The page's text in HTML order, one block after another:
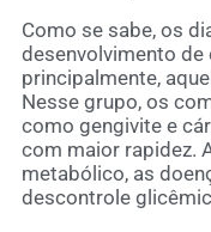
Como se sabe, os
desenvolvimento
principalmente,
Nesse grupo, os
como gengivite e
com maior rapidez.
metabólico, as
descontrole